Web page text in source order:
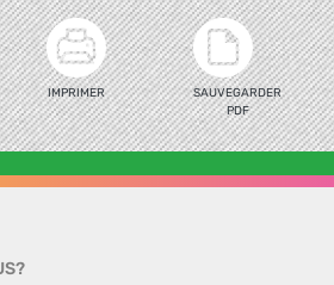
IMPRIMER
SAUVEGARDER
PDF